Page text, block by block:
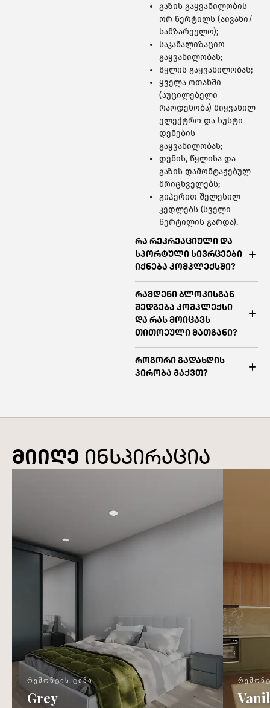
გაზის გაყვანილობის
ორ წერტილს (აივანი/
სამზარეულო);
საკანალიზაციო
გაყვანილობას;
წყლის გაყვანილობას;
ყველა ოთახში
(აუცილებელი
რაოდენობა) მიყვანილ
ელექტრო და სუსტი
დენების
გაყვანილობას;
დენის, წყლისა და
გაზის დამონტაჟებულ
მრიცხველებს;
გიპერით შელესილ
კედლებს (სველი
წერტილის გარდა).
რა რეკრეაციული და
სპორტული სივრცეები
იქნება კომპლექსში?
რამდენი ბლოკისგან
შედგება კომპლექსი
და რას მოიცავს
თითოეული მათგანი?
როგორი გადახდის
პირობა გაქვთ?
მიიღე ინსპირაცია
ᲠᲔᲛᲝᲜᲢᲘᲡ ᲢᲘᲞᲘ
Grey